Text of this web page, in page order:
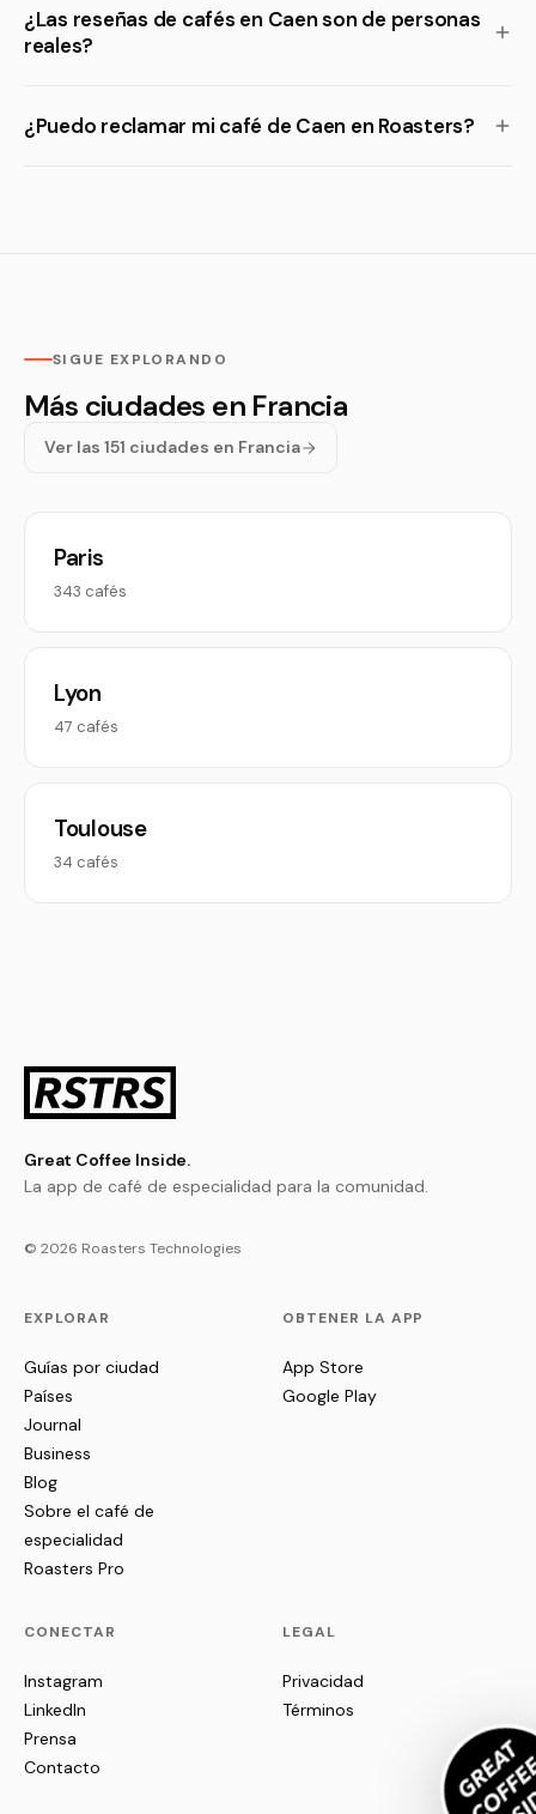
¿Las reseñas de cafés en Caen son de personas
reales?
¿Puedo reclamar mi café de Caen en Roasters?
SIGUE EXPLORANDO
Más ciudades en Francia
Ver las 151 ciudades en Francia
Paris
343 cafés
Lyon
47 cafés
Toulouse
34 cafés
Great Coffee Inside.
La app de café de especialidad para la comunidad.
© 2026 Roasters Technologies
EXPLORAR
Guías por ciudad
Países
Journal
Business
Blog
Sobre el café de
especialidad
Roasters Pro
OBTENER LA APP
App Store
Google Play
CONECTAR
Instagram
LinkedIn
Prensa
Contacto
LEGAL
Privacidad
Términos